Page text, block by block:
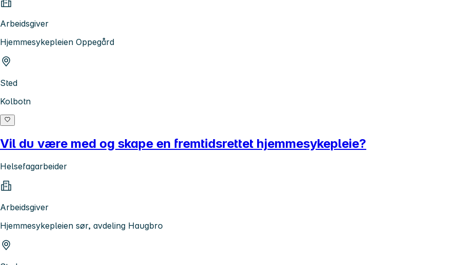
Arbeidsgiver
Hjemmesykepleien Oppegård
Sted
Kolbotn
Vil du være med og skape en fremtidsrettet hjemmesykepleie?
Helsefagarbeider
Arbeidsgiver
Hjemmesykepleien sør, avdeling Haugbro